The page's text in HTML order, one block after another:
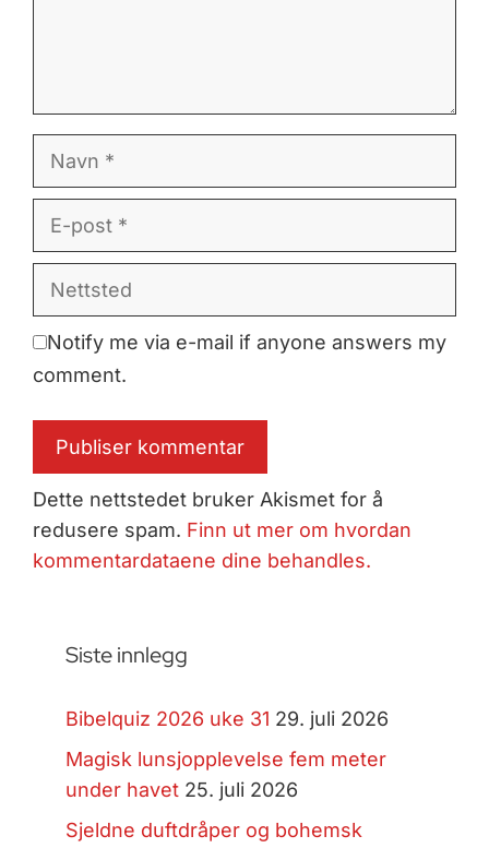
post
Notify me via e-mail if anyone answers my
comment.
Dette nettstedet bruker Akismet for å
redusere spam. Finn ut mer om hvordan
kommentardataene dine behandles.
Siste innlegg
Bibelquiz 2026 uke 31 29. juli 2026
Magisk lunsjopplevelse fem meter
under havet 25. juli 2026
Sjeldne duftdråper og bohemsk